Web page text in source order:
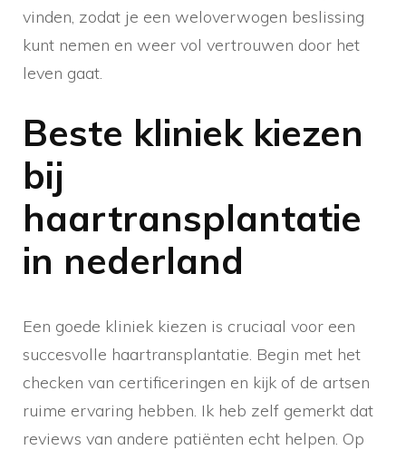
vinden, zodat je een weloverwogen beslissing
kunt nemen en weer vol vertrouwen door het
leven gaat.
Beste kliniek kiezen
bij
haartransplantatie
in nederland
Een goede kliniek kiezen is cruciaal voor een
succesvolle haartransplantatie. Begin met het
checken van certificeringen en kijk of de artsen
ruime ervaring hebben. Ik heb zelf gemerkt dat
reviews van andere patiënten echt helpen. Op